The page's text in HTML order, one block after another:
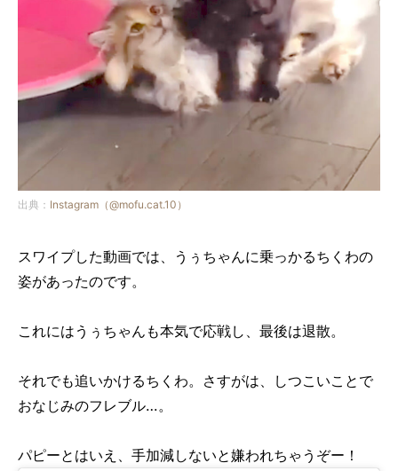
出典： Instagram（@mofu.cat.10）
スワイプした動画では、うぅちゃんに乗っかるちくわの
姿があったのです。
これにはうぅちゃんも本気で応戦し、最後は退散。
それでも追いかけるちくわ。さすがは、しつこいことで
おなじみのフレブル…。
パピーとはいえ、手加減しないと嫌われちゃうぞー！